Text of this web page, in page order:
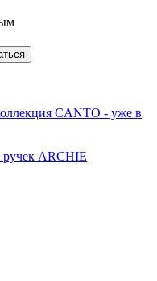
CANTO - уже в
ручек ARCHIE